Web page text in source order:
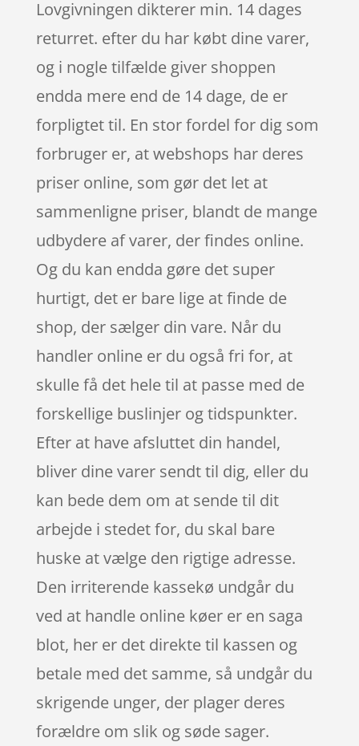
Lovgivningen dikterer min. 14 dages
returret. efter du har købt dine varer,
og i nogle tilfælde giver shoppen
endda mere end de 14 dage, de er
forpligtet til. En stor fordel for dig som
forbruger er, at webshops har deres
priser online, som gør det let at
sammenligne priser, blandt de mange
udbydere af varer, der findes online.
Og du kan endda gøre det super
hurtigt, det er bare lige at finde de
shop, der sælger din vare. Når du
handler online er du også fri for, at
skulle få det hele til at passe med de
forskellige buslinjer og tidspunkter.
Efter at have afsluttet din handel,
bliver dine varer sendt til dig, eller du
kan bede dem om at sende til dit
arbejde i stedet for, du skal bare
huske at vælge den rigtige adresse.
Den irriterende kassekø undgår du
ved at handle online køer er en saga
blot, her er det direkte til kassen og
betale med det samme, så undgår du
skrigende unger, der plager deres
forældre om slik og søde sager.